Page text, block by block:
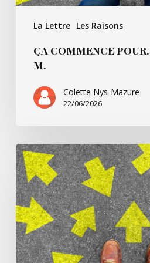
La Lettre Les Raisons
ÇA COMMENCE
M.
Colette Nys-Mazure
22/06/2026
Ça
commence
pour…
Simone
B.